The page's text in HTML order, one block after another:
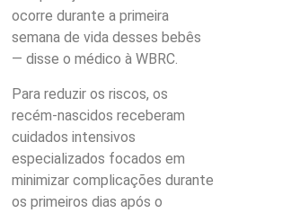
ocorre durante a primeira
semana de vida desses bebês
— disse o médico à WBRC.
Para reduzir os riscos, os
recém-nascidos receberam
cuidados intensivos
especializados focados em
minimizar complicações durante
os primeiros dias após o